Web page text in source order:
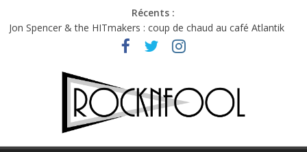
Récents :
Jon Spencer & the HITmakers : coup de chaud au café Atlantik
Hellfest 2026 vendredi : température et émotions en hausse
Hellfest 2026 jeudi : impossible de choisir entre chaleur et bonne
Première édition du Midgard Festival : entre bière, métal et
Charlie Puth à l’Olympia : la leçon de pop du Professeur Puth